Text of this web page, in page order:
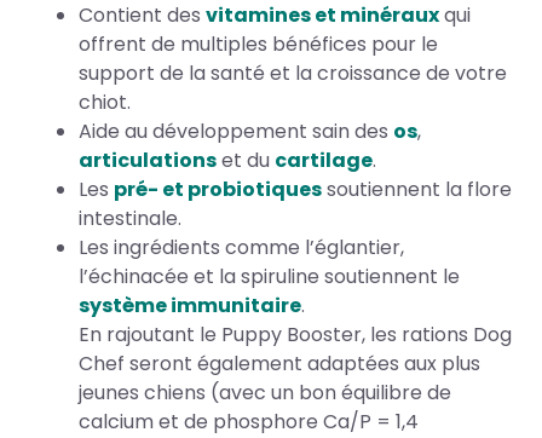
Contient des vitamines et minérauxqui
offrent de multiples bénéfices pour le
support de la santé et la croissance de votre
chiot.
Aide au développement sain des os,
articulationset du cartilage.
Les pré- et probiotiquessoutiennent la flore
intestinale.
Les ingrédients comme l’églantier,
l’échinacée et la spiruline soutiennent le
système immunitaire.
En rajoutant le Puppy Booster, les rations Dog
Chef seront également adaptées aux plus
jeunes chiens (avec un bon équilibre de
calcium et de phosphore Ca/P = 1,4